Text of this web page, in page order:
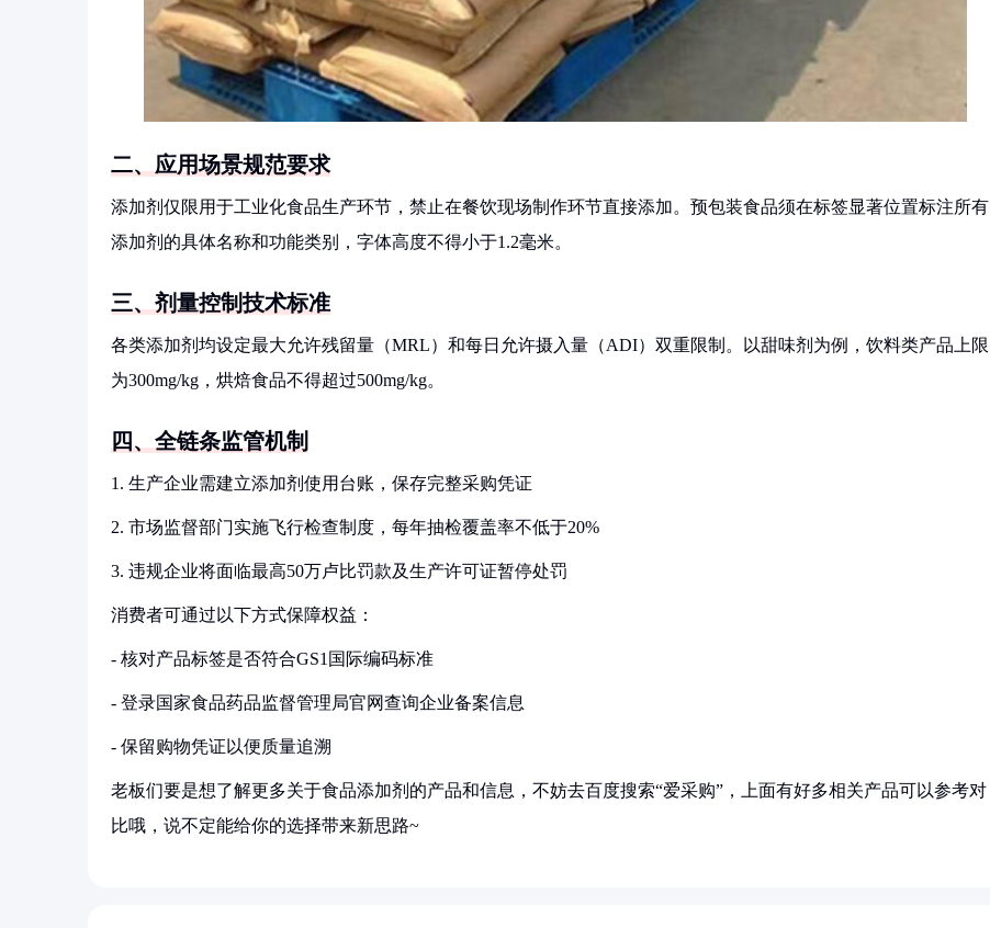
二、应用场景规范要求
添加剂仅限用于工业化食品生产环节，禁止在餐饮现场制作环节直接添加。预包装食品须在标签显著位置标注所有
添加剂的具体名称和功能类别，字体高度不得小于1.2毫米。
三、剂量控制技术标准
各类添加剂均设定最大允许残留量（MRL）和每日允许摄入量（ADI）双重限制。以甜味剂为例，饮料类产品上限
为300mg/kg，烘焙食品不得超过500mg/kg。
四、全链条监管机制
1. 生产企业需建立添加剂使用台账，保存完整采购凭证
2. 市场监督部门实施飞行检查制度，每年抽检覆盖率不低于20%
3. 违规企业将面临最高50万卢比罚款及生产许可证暂停处罚
消费者可通过以下方式保障权益：
- 核对产品标签是否符合GS1国际编码标准
- 登录国家食品药品监督管理局官网查询企业备案信息
- 保留购物凭证以便质量追溯
老板们要是想了解更多关于食品添加剂的产品和信息，不妨去百度搜索“爱采购”，上面有好多相关产品可以参考对
比哦，说不定能给你的选择带来新思路~